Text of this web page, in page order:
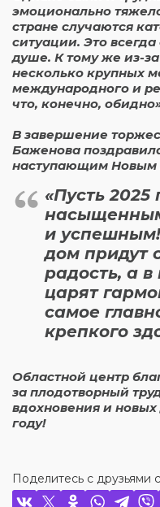
эмоционально
стране случаются
ситуации. Это всегда
душе. К тому же из-
несколько крупных
международного и
что, конечно,
В завершение
Баженова
наступающим Новым
«Пусть 2025
и
дом придут
радость, а
царят
самое
крепкого
Областной центр
за плодотворный
вдохновения и
году!
Поделитесь с друзьями